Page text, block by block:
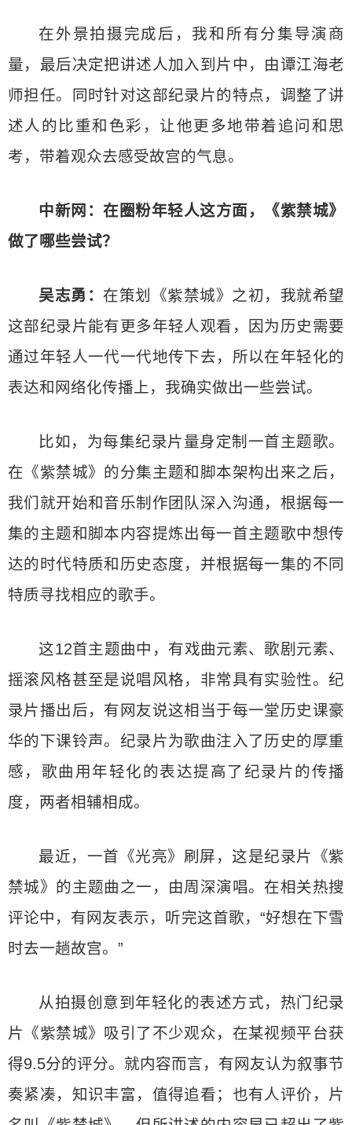
在外景拍摄完成后，我和所有分集导演商
量，最后决定把讲述人加入到片中，由谭江海老
师担任。同时针对这部纪录片的特点，调整了讲
述人的比重和色彩，让他更多地带着追问和思
考，带着观众去感受故宫的气息。
中新网：在圈粉年轻人这方面，《紫禁城》
做了哪些尝试？
吴志勇： 在策划《紫禁城》之初，我就希望
这部纪录片能有更多年轻人观看，因为历史需要
通过年轻人一代一代地传下去，所以在年轻化的
表达和网络化传播上，我确实做出一些尝试。
比如，为每集纪录片量身定制一首主题歌。
在《紫禁城》的分集主题和脚本架构出来之后，
我们就开始和音乐制作团队深入沟通，根据每一
集的主题和脚本内容提炼出每一首主题歌中想传
达的时代特质和历史态度，并根据每一集的不同
特质寻找相应的歌手。
这12首主题曲中，有戏曲元素、歌剧元素、
摇滚风格甚至是说唱风格，非常具有实验性。纪
录片播出后，有网友说这相当于每一堂历史课豪
华的下课铃声。纪录片为歌曲注入了历史的厚重
感，歌曲用年轻化的表达提高了纪录片的传播
度，两者相辅相成。
最近，一首《光亮》刷屏，这是纪录片《紫
禁城》的主题曲之一，由周深演唱。在相关热搜
评论中，有网友表示，听完这首歌，“好想在下雪
时去一趟故宫。”
从拍摄创意到年轻化的表述方式，热门纪录
片《紫禁城》吸引了不少观众，在某视频平台获
得9.5分的评分。就内容而言，有网友认为叙事节
奏紧凑，知识丰富，值得追看；也有人评价，片